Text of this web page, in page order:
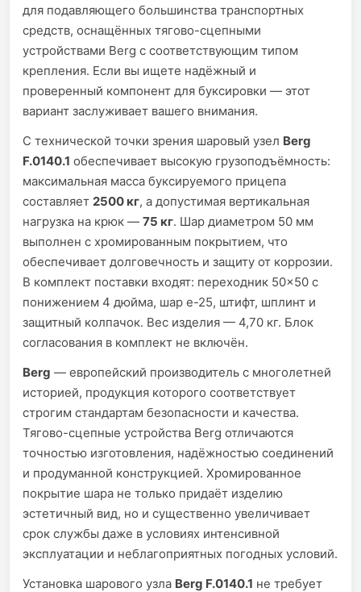
для подавляющего большинства транспортных
средств, оснащённых тягово-сцепными
устройствами Berg с соответствующим типом
крепления. Если вы ищете надёжный и
проверенный компонент для буксировки — этот
вариант заслуживает вашего внимания.
С технической точки зрения шаровый узел Berg
F.0140.1 обеспечивает высокую грузоподъёмность:
максимальная масса буксируемого прицепа
составляет 2500 кг, а допустимая вертикальная
нагрузка на крюк — 75 кг. Шар диаметром 50 мм
выполнен с хромированным покрытием, что
обеспечивает долговечность и защиту от коррозии.
В комплект поставки входят: переходник 50×50 с
понижением 4 дюйма, шар е-25, штифт, шплинт и
защитный колпачок. Вес изделия — 4,70 кг. Блок
согласования в комплект не включён.
Berg — европейский производитель с многолетней
историей, продукция которого соответствует
строгим стандартам безопасности и качества.
Тягово-сцепные устройства Berg отличаются
точностью изготовления, надёжностью соединений
и продуманной конструкцией. Хромированное
покрытие шара не только придаёт изделию
эстетичный вид, но и существенно увеличивает
срок службы даже в условиях интенсивной
эксплуатации и неблагоприятных погодных условий.
Установка шарового узла Berg F.0140.1 не требует